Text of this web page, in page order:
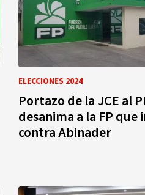
ELECCIONES 2024
Portazo de la JCE al
desanima a la FP que
contra Abinader